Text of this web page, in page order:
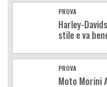
PROVA
Harley-
stile e va
PROVA
Moto Morini